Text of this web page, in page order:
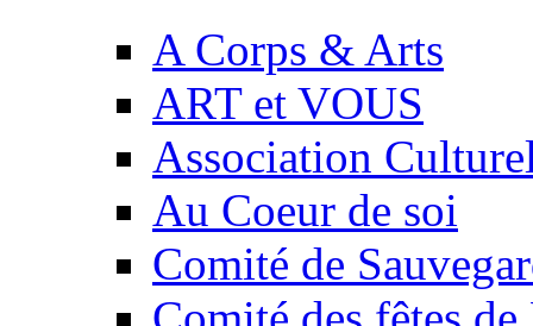
A Corps & Arts
ART et VOUS
Association
Au Coeur de soi
Comité de